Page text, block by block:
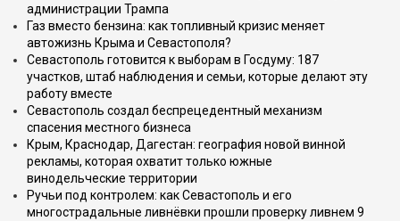
администрации Трампа
Газ вместо бензина: как топливный кризис меняет
автожизнь Крыма и Севастополя?
Севастополь готовится к выборам в Госдуму: 187
участков, штаб наблюдения и семьи, которые делают эту
работу вместе
Севастополь создал беспрецедентный механизм
спасения местного бизнеса
Крым, Краснодар, Дагестан: география новой винной
рекламы, которая охватит только южные
винодельческие территории
Ручьи под контролем: как Севастополь и его
многострадальные ливнёвки прошли проверку ливнем 9